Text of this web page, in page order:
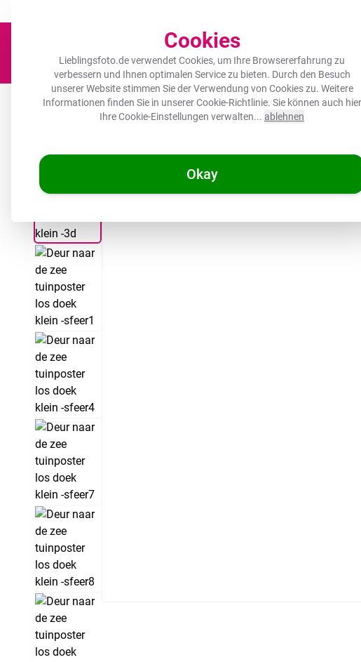
Cookies
Lieblingsfoto.de verwendet Cookies, um Ihre Browsererfahrung zu
verbessern und Ihnen optimalen Service zu bieten. Durch den Besuch
unserer Website stimmen Sie der Verwendung von Cookies zu. Weitere
Informationen finden Sie in unsererCookie-Richtlinie. Sie können auch hier
Ihre Cookie-Einstellungen verwalten... ablehnen
Okay
Leinwand Herdabdeckplatte Wanddeko Küche Outdoor